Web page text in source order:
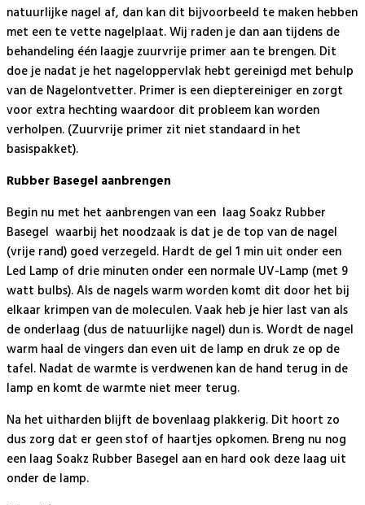
natuurlijke nagel af, dan kan dit bijvoorbeeld te maken hebben
met een te vette nagelplaat. Wij raden je dan aan tijdens de
behandeling één laagje zuurvrije primer aan te brengen. Dit
doe je nadat je het nageloppervlak hebt gereinigd met behulp
van de Nagelontvetter. Primer is een dieptereiniger en zorgt
voor extra hechting waardoor dit probleem kan worden
verholpen. (Zuurvrije primer zit niet standaard in het
basispakket).
Rubber Basegel aanbrengen
Begin nu met het aanbrengen van een laag Soakz Rubber
Basegel waarbij het noodzaak is dat je de top van de nagel
(vrije rand) goed verzegeld. Hardt de gel 1 min uit onder een
Led Lamp of drie minuten onder een normale UV-Lamp (met 9
watt bulbs). Als de nagels warm worden komt dit door het bij
elkaar krimpen van de moleculen. Vaak heb je hier last van als
de onderlaag (dus de natuurlijke nagel) dun is. Wordt de nagel
warm haal de vingers dan even uit de lamp en druk ze op de
tafel. Nadat de warmte is verdwenen kan de hand terug in de
lamp en komt de warmte niet meer terug.
Na het uitharden blijft de bovenlaag plakkerig. Dit hoort zo
dus zorg dat er geen stof of haartjes opkomen. Breng nu nog
een laag Soakz Rubber Basegel aan en hard ook deze laag uit
onder de lamp.